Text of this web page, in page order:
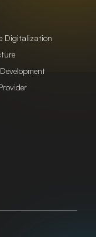
Digitalization